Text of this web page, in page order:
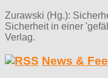
Zurawski (Hg.):
Sicherheit in einer
Verlag.
News &